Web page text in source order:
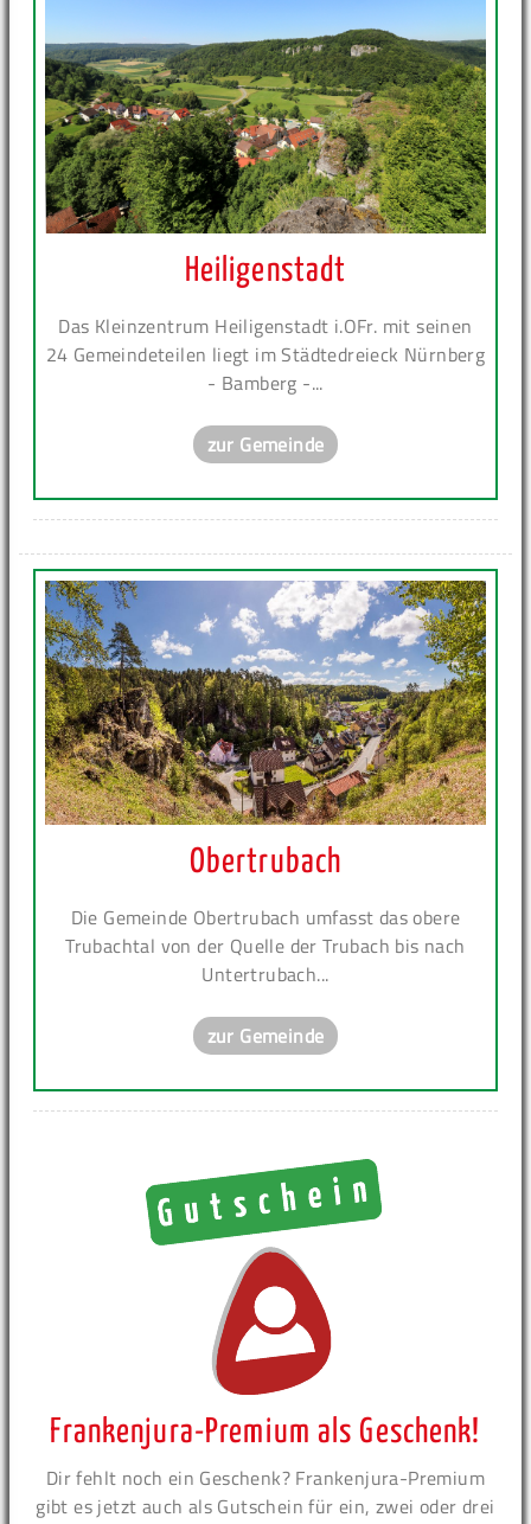
Heiligenstadt
Das Kleinzentrum Heiligenstadt i.OFr. mit seinen
24 Gemeindeteilen liegt im Städtedreieck Nürnberg
- Bamberg -...
zur Gemeinde
Obertrubach
Die Gemeinde Obertrubach umfasst das obere
Trubachtal von der Quelle der Trubach bis nach
Untertrubach...
zur Gemeinde
Frankenjura-Premium als Geschenk!
Dir fehlt noch ein Geschenk? Frankenjura-Premium
gibt es jetzt auch als Gutschein für ein, zwei oder drei